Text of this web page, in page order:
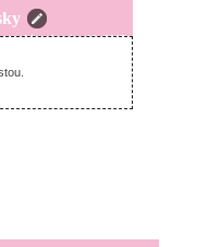
feira, janeiro 10, 2017